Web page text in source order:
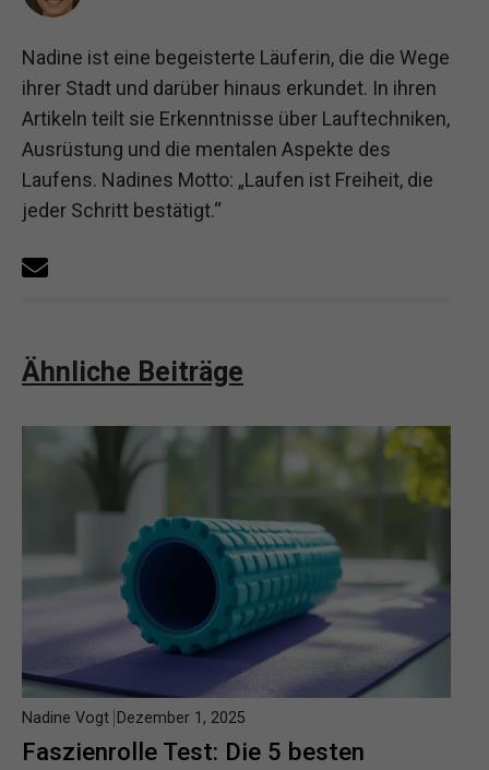
Nadine ist eine begeisterte Läuferin, die die Wege
ihrer Stadt und darüber hinaus erkundet. In ihren
Artikeln teilt sie Erkenntnisse über Lauftechniken,
Ausrüstung und die mentalen Aspekte des
Laufens. Nadines Motto: „Laufen ist Freiheit, die
jeder Schritt bestätigt.“
Ähnliche Beiträge
Faszienrolle Test: Die 5 besten
Nadine Vogt Dezember 1, 2025